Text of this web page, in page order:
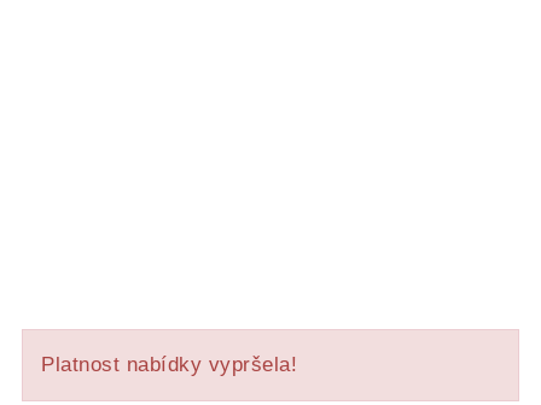
Platnost nabídky vypršela!